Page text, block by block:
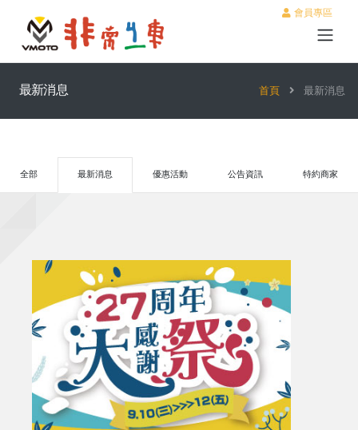
會員專區
最新消息 首頁 最新消息
全部 最新消息 優惠活動 公告資訊 特約商家